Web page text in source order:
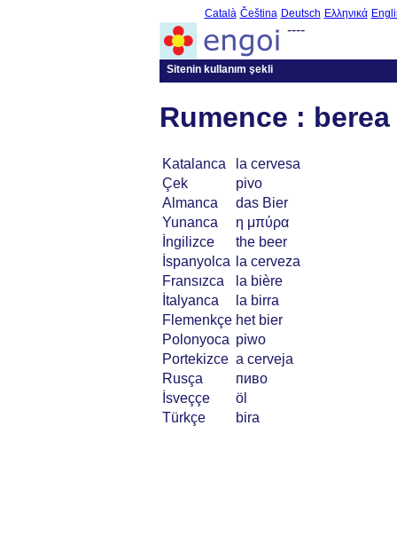
Català Čeština Deutsch Ελληνικά
----
Sitenin kullanım şekli
Rumence : berea
Katalanca
la cervesa
Çek
pivo
Almanca
das Bier
Yunanca
η μπύρα
İngilizce
the beer
İspanyolca
la cerveza
Fransızca
la bière
İtalyanca
la birra
Flemenkçe het bier
Polonyoca piwo
Portekizce a cerveja
Rusça
пиво
İsveççe
öl
Türkçe
bira